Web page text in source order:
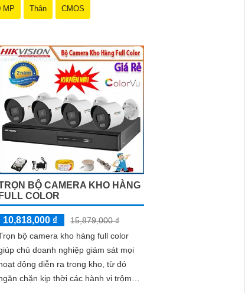
MP Thân CMOS
BỘ CAMERA KHO HÀNG
FULL COLOR
10,818,000 ₫
15,879,000 ₫
bộ camera kho hàng full color
chủ doanh nghiệp giám sát mọi
động diễn ra trong kho, từ đó
chặn kịp thời các hành vi trộm